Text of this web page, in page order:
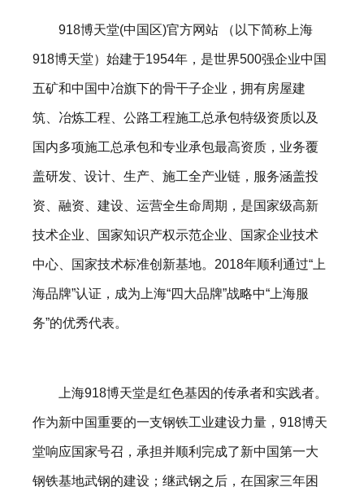
918博天堂(中国区)官方网站 （以下简称上海
918博天堂）始建于1954年，是世界500强企业中国
五矿和中国中冶旗下的骨干子企业，拥有房屋建
筑、冶炼工程、公路工程施工总承包特级资质以及
国内多项施工总承包和专业承包最高资质，业务覆
盖研发、设计、生产、施工全产业链，服务涵盖投
资、融资、建设、运营全生命周期，是国家级高新
技术企业、国家知识产权示范企业、国家企业技术
中心、国家技术标准创新基地。2018年顺利通过“上
海品牌”认证，成为上海“四大品牌”战略中“上海服
务”的优秀代表。
上海918博天堂是红色基因的传承者和实践者。
作为新中国重要的一支钢铁工业建设力量，918博天
堂响应国家号召，承担并顺利完成了新中国第一大
钢铁基地武钢的建设；继武钢之后，在国家三年困